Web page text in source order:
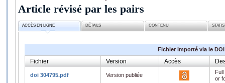
Article révisé par les pairs
ACCÈS EN LIGNE DÉTAILS CONTENU
Fichier importé via le DOI
Fichier Version Accès
doi 304795.pdf Version publiée
or